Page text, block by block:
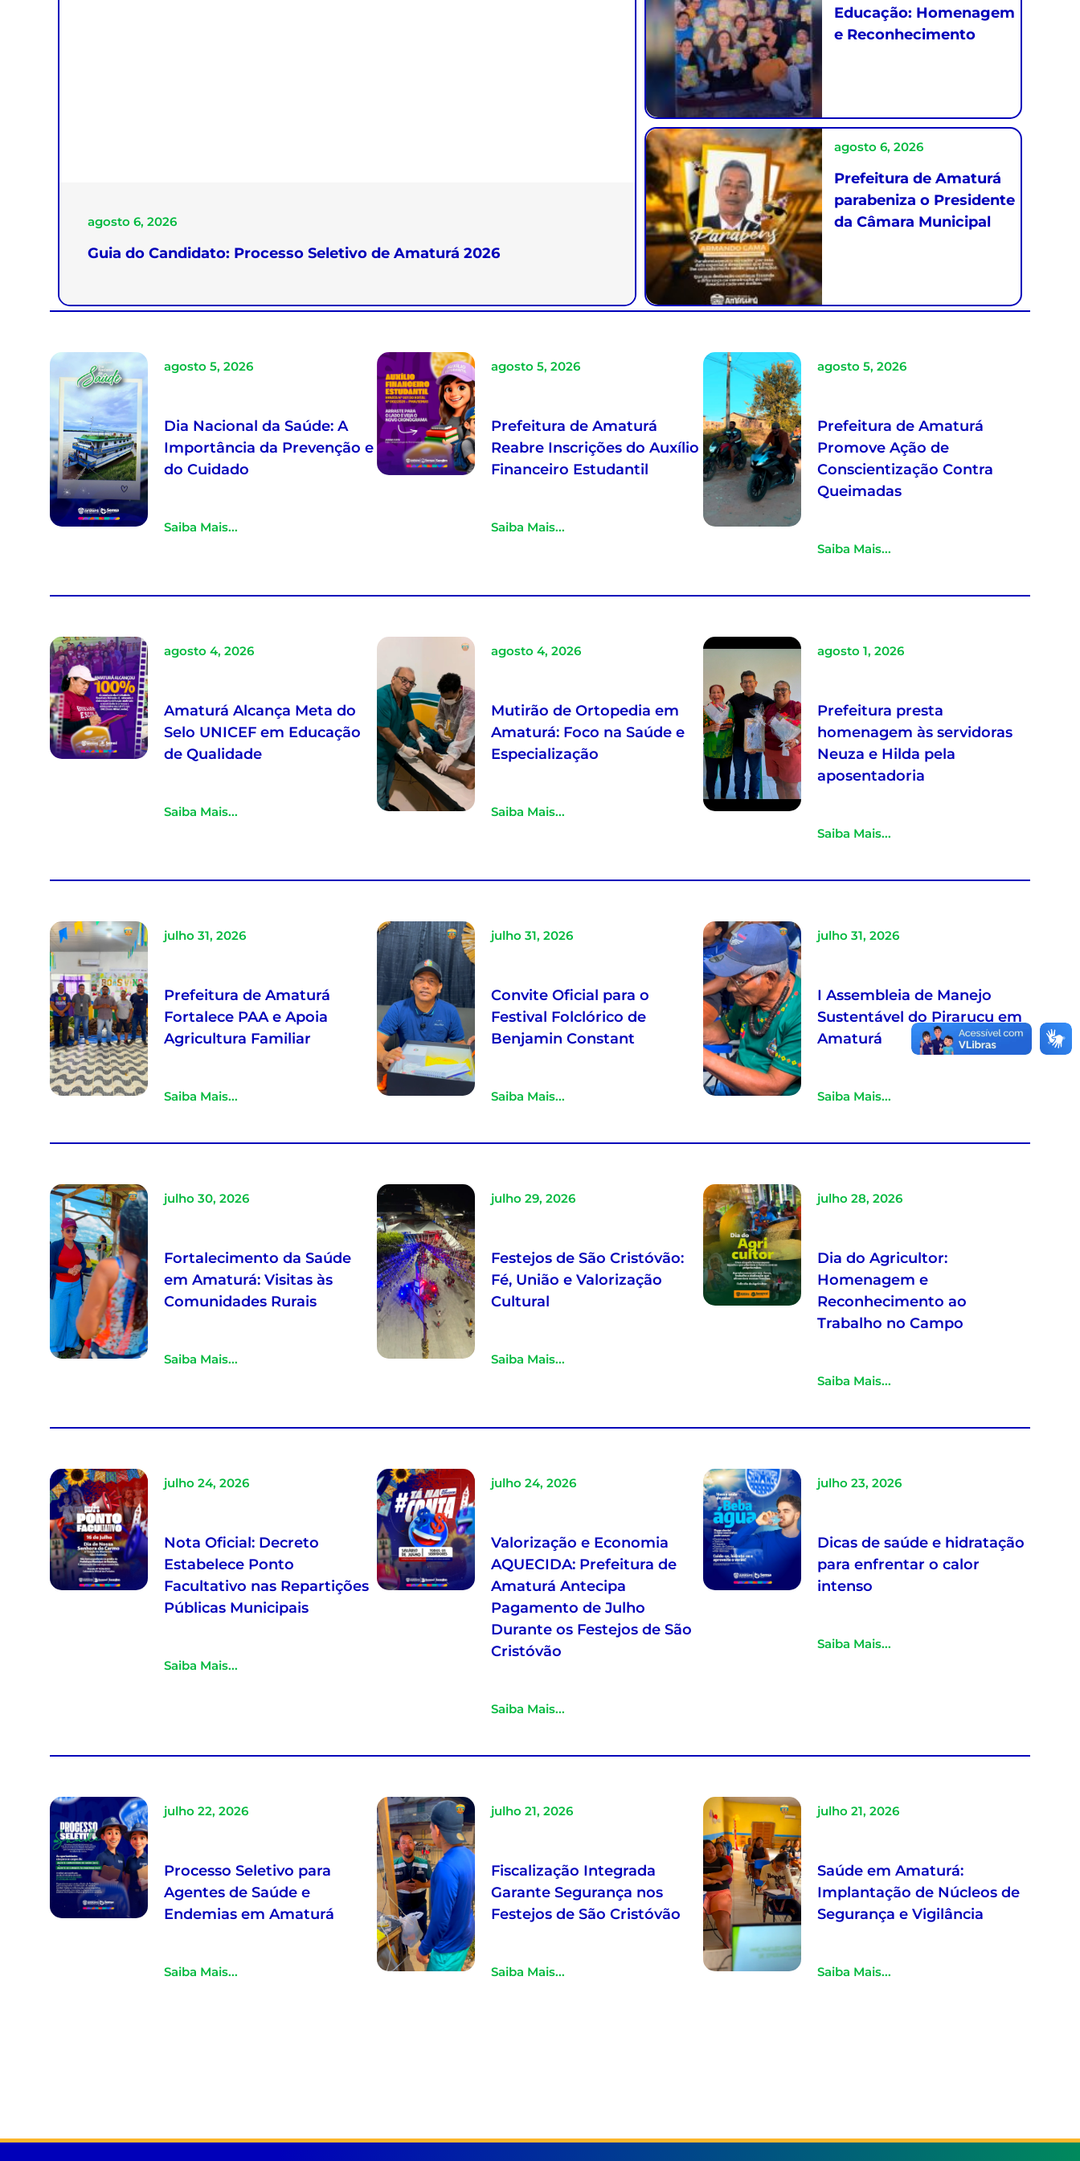
agosto 6, 2026
Guia do Candidato: Processo Seletivo de Amaturá 2026
Educação: Homenagem
e Reconhecimento
agosto 6, 2026
Prefeitura de Amaturá
parabeniza o Presidente
da Câmara Municipal
agosto 5, 2026
Dia Nacional da Saúde: A
Importância da Prevenção e
do Cuidado
Saiba Mais...
agosto 5, 2026
Prefeitura de Amaturá
Reabre Inscrições do Auxílio
Financeiro Estudantil
Saiba Mais...
agosto 5, 2026
Prefeitura de Amaturá
Promove Ação de
Conscientização Contra
Queimadas
Saiba Mais...
agosto 4, 2026
Amaturá Alcança Meta do
Selo UNICEF em Educação
de Qualidade
Saiba Mais...
agosto 4, 2026
Mutirão de Ortopedia em
Amaturá: Foco na Saúde e
Especialização
Saiba Mais...
agosto 1, 2026
Prefeitura presta
homenagem às servidoras
Neuza e Hilda pela
aposentadoria
Saiba Mais...
julho 31, 2026
Prefeitura de Amaturá
Fortalece PAA e Apoia
Agricultura Familiar
Saiba Mais...
julho 31, 2026
Convite Oficial para o
Festival Folclórico de
Benjamin Constant
Saiba Mais...
julho 31, 2026
I Assembleia de Manejo
Sustentável do Pirarucu em
Amaturá
Saiba Mais...
julho 30, 2026
Fortalecimento da Saúde
em Amaturá: Visitas às
Comunidades Rurais
Saiba Mais...
julho 29, 2026
Festejos de São Cristóvão:
Fé, União e Valorização
Cultural
Saiba Mais...
julho 28, 2026
Dia do Agricultor:
Homenagem e
Reconhecimento ao
Trabalho no Campo
Saiba Mais...
julho 24, 2026
Nota Oficial: Decreto
Estabelece Ponto
Facultativo nas Repartições
Públicas Municipais
Saiba Mais...
julho 24, 2026
Valorização e Economia
AQUECIDA: Prefeitura de
Amaturá Antecipa
Pagamento de Julho
Durante os Festejos de São
Cristóvão
Saiba Mais...
julho 23, 2026
Dicas de saúde e hidratação
para enfrentar o calor
intenso
Saiba Mais...
julho 22, 2026
Processo Seletivo para
Agentes de Saúde e
Endemias em Amaturá
Saiba Mais...
julho 21, 2026
Fiscalização Integrada
Garante Segurança nos
Festejos de São Cristóvão
Saiba Mais...
julho 21, 2026
Saúde em Amaturá:
Implantação de Núcleos de
Segurança e Vigilância
Saiba Mais...